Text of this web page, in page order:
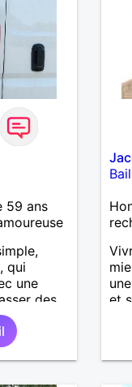
59 ans
qui
une
des
pays
et